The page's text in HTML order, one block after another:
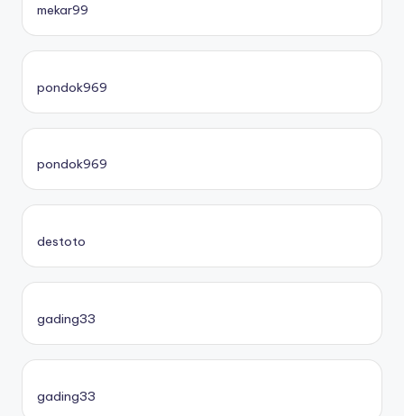
mekar99
pondok969
pondok969
destoto
gading33
gading33